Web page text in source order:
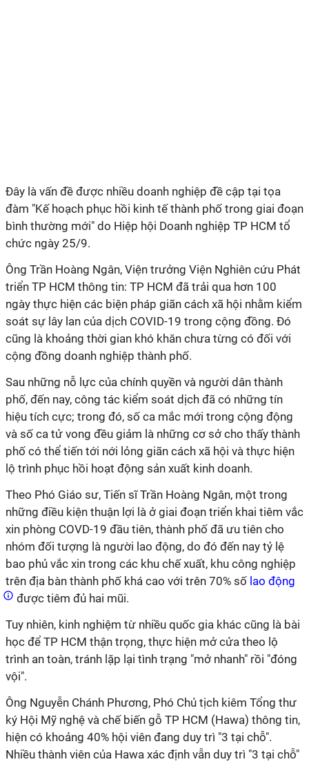
Đây là vấn đề được nhiều doanh nghiệp đề cập tại tọa
đàm "Kế hoạch phục hồi kinh tế thành phố trong giai đoạn
bình thường mới" do Hiệp hội Doanh nghiệp TP HCM tổ
chức ngày 25/9.
Ông Trần Hoàng Ngân, Viện trưởng Viện Nghiên cứu Phát
triển TP HCM thông tin: TP HCM đã trải qua hơn 100
ngày thực hiện các biện pháp giãn cách xã hội nhằm kiểm
soát sự lây lan của dịch COVID-19 trong cộng đồng. Đó
cũng là khoảng thời gian khó khăn chưa từng có đối với
cộng đồng doanh nghiệp thành phố.
Sau những nỗ lực của chính quyền và người dân thành
phố, đến nay, công tác kiểm soát dịch đã có những tín
hiệu tích cực; trong đó, số ca mắc mới trong cộng động
và số ca tử vong đều giảm là những cơ sở cho thấy thành
phố có thể tiến tới nới lỏng giãn cách xã hội và thực hiện
lộ trình phục hồi hoạt động sản xuất kinh doanh.
Theo Phó Giáo sư, Tiến sĩ Trần Hoàng Ngân, một trong
những điều kiện thuận lợi là ở giai đoạn triển khai tiêm vắc
xin phòng COVD-19 đầu tiên, thành phố đã ưu tiên cho
nhóm đối tượng là người lao động, do đó đến nay tỷ lệ
bao phủ vắc xin trong các khu chế xuất, khu công nghiệp
trên địa bàn thành phố khá cao với trên 70% số lao động
được tiêm đủ hai mũi.
Tuy nhiên, kinh nghiệm từ nhiều quốc gia khác cũng là bài
học để TP HCM thận trọng, thực hiện mở cửa theo lộ
trình an toàn, tránh lặp lại tình trạng "mở nhanh" rồi "đóng
vội".
Ông Nguyễn Chánh Phương, Phó Chủ tịch kiêm Tổng thư
ký Hội Mỹ nghệ và chế biến gỗ TP HCM (Hawa) thông tin,
hiện có khoảng 40% hội viên đang duy trì "3 tại chỗ".
Nhiều thành viên của Hawa xác định vẫn duy trì "3 tại chỗ"